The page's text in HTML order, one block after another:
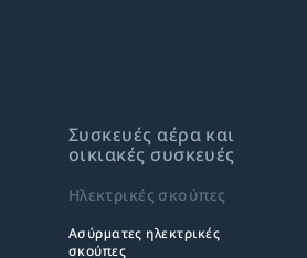
Συσκευές αέρα και
οικιακές συσκευές
Ηλεκτρικές σκούπες
Ασύρματες ηλεκτρικές
σκούπες